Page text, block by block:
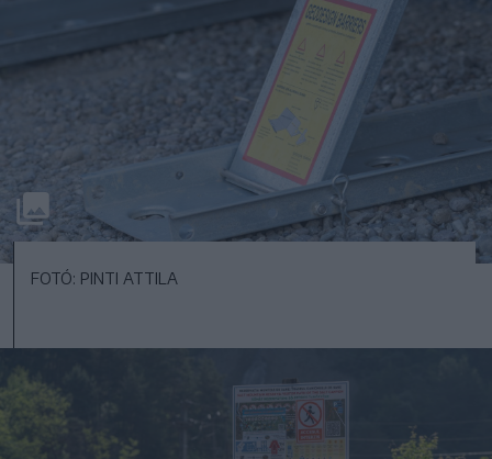
FOTÓ: PINTI ATTILA